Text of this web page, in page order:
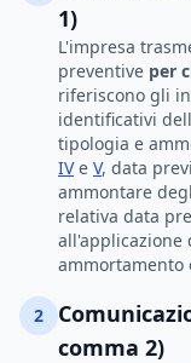
1)
L'impresa
preventive per
riferiscono gli
identificativi
tipologia e
IV e V, data
ammontare
relativa data
all'applicazione
ammortamento
2
comma 2)